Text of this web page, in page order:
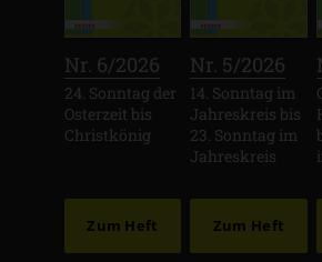
Nr. 6/2026
24. Sonntag der
Osterzeit bis
Christkönig
Zum Heft
Nr. 5/2026
14. Sonntag im
Jahreskreis bis
23. Sonntag im
Jahreskreis
Zum Heft